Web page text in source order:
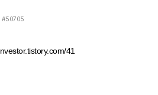
의역 추적을 CAS 스스로 포기(단
식을 대입해도 "이게 실수가 맞
수적으로 치환·정리해 버립니다. 그
계산 시 뜬
고는, CAS가 그 순간에 원래 식의
신호이고, 바로 그 "조건을 놓친 상
√(r²+l²·ω²)이나 최종 √c/√l이 원
모가 0이 되는 경우 등)에서는 엄
결과입니다. 즉 1/√(r²+l²·ω²)에는
이루어진 실수식입니다. 이 식
냥 실수 대수식에 실수 대입하는
문제 자체가 발생하지 않습니다. 그
절댓값(모듈러
는 가정을 이미 내부적으로 써서 i를
로 i가 남아있는 식
#50705
41